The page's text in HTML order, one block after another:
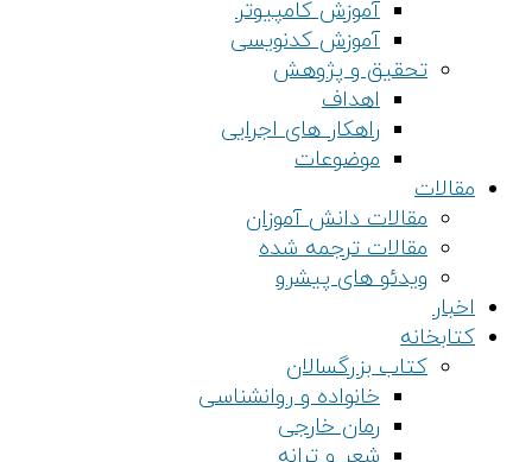
آموزش کامپیوتر
آموزش کدنویسی
تحقیق و پژوهش
اهداف
راهکار های اجرایی
موضوعات
مقالات
مقالات دانش آموزان
مقالات ترجمه شده
ویدئو های پیشرو
اخبار
کتابخانه
کتاب بزرگسالان
خانواده و روانشناسی
رمان خارجی